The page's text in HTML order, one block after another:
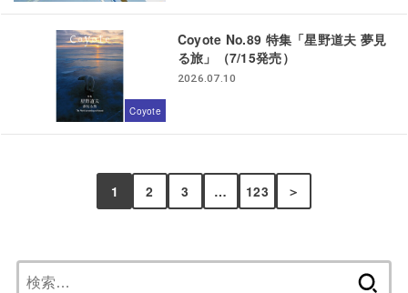
Coyote
Coyote No.89 特集「星野道夫 夢見
る旅」（7/15発売）
2026.07.10
1 2 3 … 123 ＞